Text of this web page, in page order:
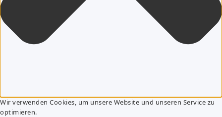
Wir verwenden Cookies, um unsere Website und unseren Service zu
optimieren.